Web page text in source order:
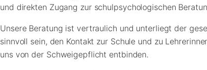
und direkten Zugang zur schulpsychologischen
Unsere Beratung ist vertraulich und unterliegt der
sinnvoll sein, den Kontakt zur Schule und zu
uns von der Schweigepflicht entbinden.